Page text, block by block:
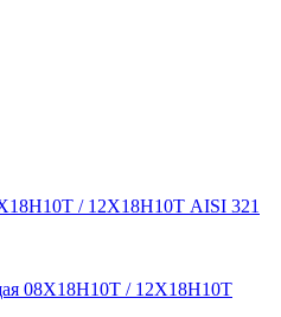
/ 12Х18Н10Т AISI 321
08Х18Н10Т / 12Х18Н10Т